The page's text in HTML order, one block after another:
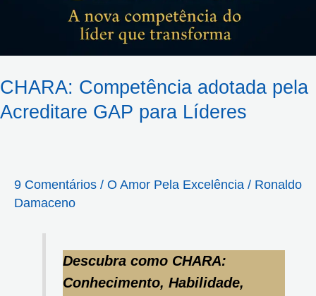
CHARA: Competência adotada pela
Acreditare GAP para Líderes
9 Comentários / O Amor Pela Excelência / Ronaldo
Damaceno
Descubra como CHARA:
Conhecimento, Habilidade,